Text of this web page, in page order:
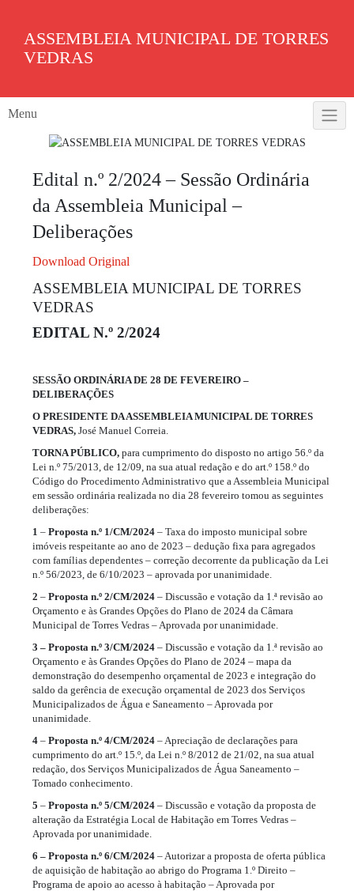
contentASSEMBLEIA MUNICIPAL DE TORRES
VEDRAS
Menu
Edital n.º 2/2024 – Sessão Ordinária
da Assembleia Municipal –
Deliberações
Download Original
ASSEMBLEIA MUNICIPAL DE TORRES
VEDRAS
EDITAL N.º 2/2024
SESSÃO ORDINÁRIA DE 28 DE FEVEREIRO –
DELIBERAÇÕES
O PRESIDENTE DA ASSEMBLEIA MUNICIPAL DE TORRES
VEDRAS, José Manuel Correia.
TORNA PÚBLICO, para cumprimento do disposto no artigo 56.º da
Lei n.º 75/2013, de 12/09, na sua atual redação e do art.º 158.º do
Código do Procedimento Administrativo que a Assembleia Municipal
em sessão ordinária realizada no dia 28 fevereiro tomou as seguintes
deliberações:
1 – Proposta n.º 1/CM/2024 – Taxa do imposto municipal sobre
imóveis respeitante ao ano de 2023 – dedução fixa para agregados
com famílias dependentes – correção decorrente da publicação da Lei
n.º 56/2023, de 6/10/2023 – aprovada por unanimidade.
2 – Proposta n.º 2/CM/2024 – Discussão e votação da 1.ª revisão ao
Orçamento e às Grandes Opções do Plano de 2024 da Câmara
Municipal de Torres Vedras – Aprovada por unanimidade.
3 – Proposta n.º 3/CM/2024 – Discussão e votação da 1.ª revisão ao
Orçamento e às Grandes Opções do Plano de 2024 – mapa da
demonstração do desempenho orçamental de 2023 e integração do
saldo da gerência de execução orçamental de 2023 dos Serviços
Municipalizados de Água e Saneamento – Aprovada por
unanimidade.
4 – Proposta n.º 4/CM/2024 – Apreciação de declarações para
cumprimento do art.º 15.º, da Lei n.º 8/2012 de 21/02, na sua atual
redação, dos Serviços Municipalizados de Água Saneamento –
Tomado conhecimento.
5 – Proposta n.º 5/CM/2024 – Discussão e votação da proposta de
alteração da Estratégia Local de Habitação em Torres Vedras –
Aprovada por unanimidade.
6 – Proposta n.º 6/CM/2024 – Autorizar a proposta de oferta pública
de aquisição de habitação ao abrigo do Programa 1.º Direito –
Programa de apoio ao acesso à habitação – Aprovada por